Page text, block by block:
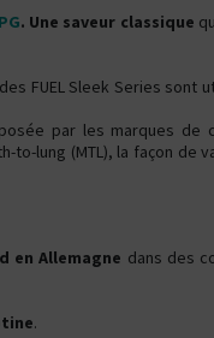
. Une saveur classique
FUEL Sleek Series sont
par les marques de
to-lung (MTL), la façon de
en Allemagne dans des
.